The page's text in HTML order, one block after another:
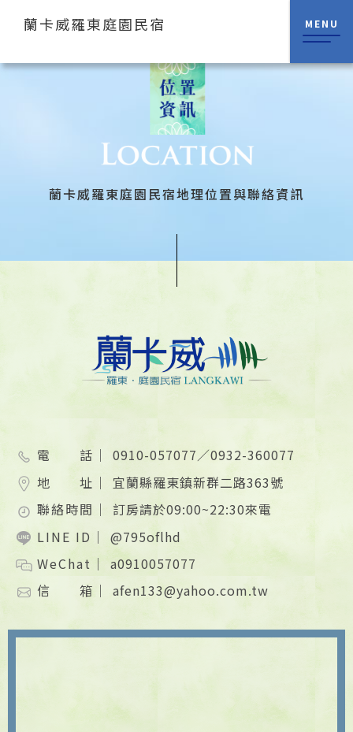
蘭卡威羅東庭園民宿 MENU
蘭卡威羅東庭園民宿地理位置與聯絡資訊
電 話｜
0910-057077／0932-360077
地 址｜
宜蘭縣羅東鎮新群二路363號
聯絡時間｜
訂房請於09:00~22:30來電
LINE ID｜
@795oflhd
WeChat｜
a0910057077
信 箱｜
afen133@yahoo.com.tw